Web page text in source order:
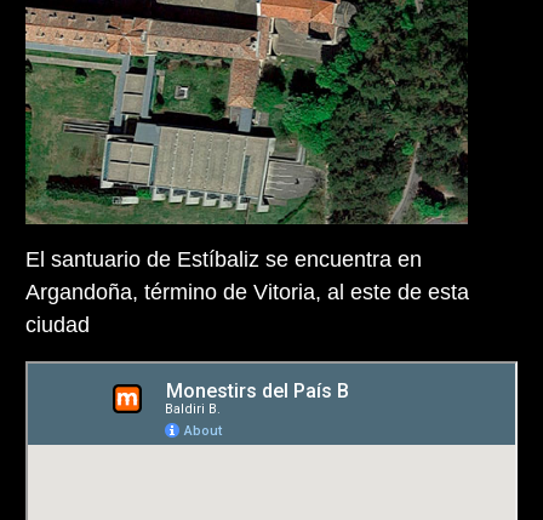
El santuario de Estíbaliz se encuentra en
Argandoña, término de Vitoria, al este de esta
ciudad